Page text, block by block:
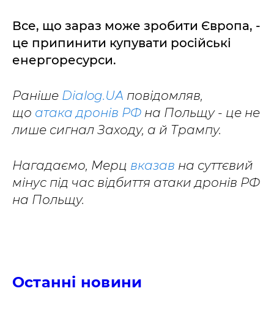
Все, що зараз може зробити Європа, -
це припинити купувати російські
енергоресурси.
Раніше Dialog.UA повідомляв,
що атака дронів РФ на Польщу - це не
лише сигнал Заходу, а й Трампу.
Нагадаємо, Мерц вказав на суттєвий
мінус під час відбиття атаки дронів РФ
на Польщу.
Останні новини